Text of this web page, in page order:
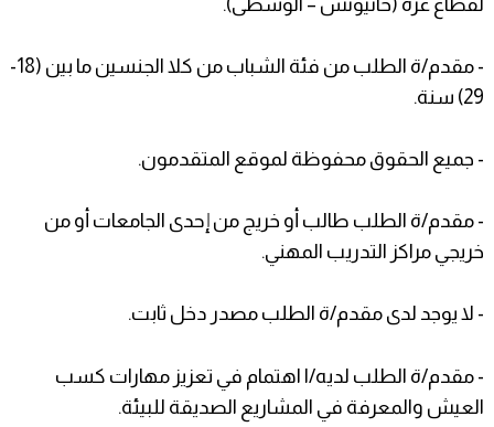
- مقدم/ة الطلب من فئة الشباب من كلا الجنسين ما بين (18-
29) سنة.
- جميع الحقوق محفوظة لموقع المتقدمون.
- مقدم/ة الطلب طالب أو خريج من إحدى الجامعات أو من
خريجي مراكز التدريب المهني.
- لا يوجد لدى مقدم/ة الطلب مصدر دخل ثابت.
- مقدم/ة الطلب لديه/ا اهتمام في تعزيز مهارات كسب
العيش والمعرفة في المشاريع الصديقة للبيئة.